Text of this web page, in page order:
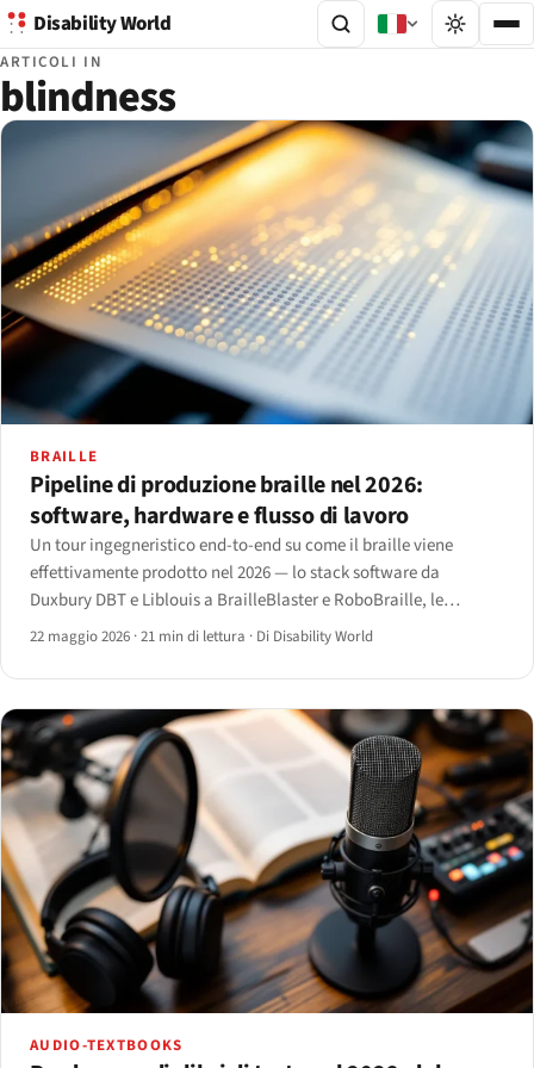
Disability World
ARTICOLI IN
blindness
BRAILLE
Pipeline di produzione braille nel 2026:
software, hardware e flusso di lavoro
Un tour ingegneristico end-to-end su come il braille viene
effettivamente prodotto nel 2026 — lo stack software da
Duxbury DBT e Liblouis a BrailleBlaster e RoboBraille, le
famiglie di embosser di Index e Enabling Technologies, e il flusso
22 maggio 2026 ·21 min di lettura · Di Disability World
AUDIO-TEXTBOOKS